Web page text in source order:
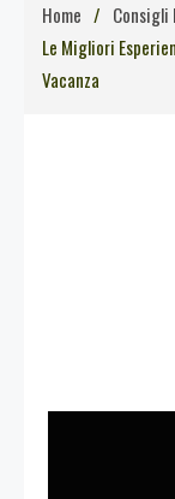
Home
Consigli
Le Migliori
Vacanza